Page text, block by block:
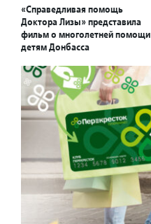
«Справедливая помощь
Доктора Лизы» представила
фильм о многолетней помощи
детям Донбасса